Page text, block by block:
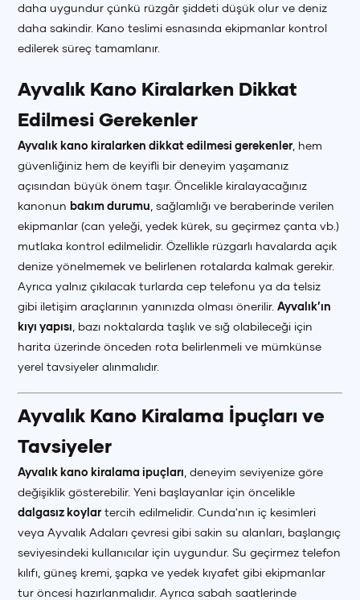
+90 (850) 242 50 50
+90 (850) 242 50 50
+90 (850) 242 50 50
+90 (850) 242 50 50
daha uygundur çünkü rüzgâr şiddeti düşük olur ve deniz
daha sakindir. Kano teslimi esnasında ekipmanlar kontrol
edilerek süreç tamamlanır.
Ayvalık Kano Kiralarken Dikkat
Edilmesi Gerekenler
Ayvalık kano kiralarken dikkat edilmesi gerekenler , hem
güvenliğiniz hem de keyifli bir deneyim yaşamanız
açısından büyük önem taşır. Öncelikle kiralayacağınız
kanonun bakım durumu , sağlamlığı ve beraberinde verilen
ekipmanlar (can yeleği, yedek kürek, su geçirmez çanta vb.)
mutlaka kontrol edilmelidir. Özellikle rüzgarlı havalarda açık
denize yönelmemek ve belirlenen rotalarda kalmak gerekir.
Ayrıca yalnız çıkılacak turlarda cep telefonu ya da telsiz
gibi iletişim araçlarının yanınızda olması önerilir.Ayvalık’ın
kıyı yapısı , bazı noktalarda taşlık ve sığ olabileceği için
harita üzerinde önceden rota belirlenmeli ve mümkünse
yerel tavsiyeler alınmalıdır.
Ayvalık Kano Kiralama İpuçları ve
Tavsiyeler
Ayvalık kano kiralama ipuçları , deneyim seviyenize göre
değişiklik gösterebilir. Yeni başlayanlar için öncelikle
dalgasız koylar tercih edilmelidir. Cunda'nın iç kesimleri
veya Ayvalık Adaları çevresi gibi sakin su alanları, başlangıç
seviyesindeki kullanıcılar için uygundur. Su geçirmez telefon
kılıfı, güneş kremi, şapka ve yedek kıyafet gibi ekipmanlar
tur öncesi hazırlanmalıdır. Ayrıca sabah saatlerinde
+90 (850) 242 50 50
+90 (850) 242 50 50